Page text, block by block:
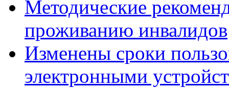
Методические
проживанию инвалидов
Изменены сроки
электронными